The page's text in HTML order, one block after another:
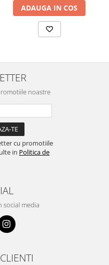
ADAUGA IN COS
noastre
cu promotiile
in Politica de
social media